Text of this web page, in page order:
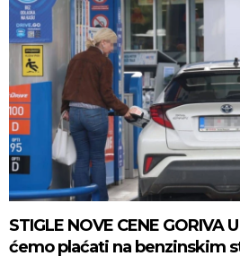
STIGLE NOVE CENE GORIVA
ćemo plaćati na benzinskim